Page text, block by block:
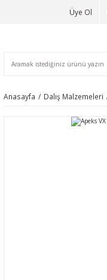
Üye Ol
Anasayfa Dalış Malzemeleri